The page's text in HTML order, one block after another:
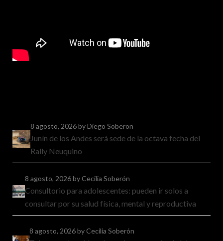
8 agosto, 2026by Diego Soberon
Junín de los Andes será sede de la octava fecha del
Rally Neuquino
8 agosto, 2026by Cecilia Soberón
Consultorio para adolescentes: pueden ir solos a
consultar por su salud física, mental y reproductiva
8 agosto, 2026by Cecilia Soberón